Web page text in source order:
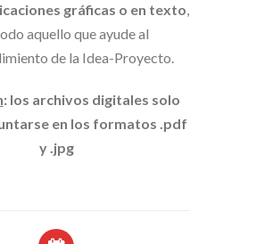
gráficas o en texto,
aquello que ayude al
de la Idea-Proyecto.
: los archivos digitales solo
en los formatos .pdf
y .jpg